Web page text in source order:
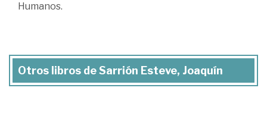
Humanos.
Otros libros de Sarrión Esteve, Joaquín